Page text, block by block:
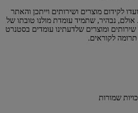
לקידום מוצרים ושירותים וייתכן והאתר
נבהיר, שתמיד עומדת מולנו טובתו של
שירותים ומוצרים שלדעתינו עומדים בסטנרט
תרומה לקוראים.
שמורות